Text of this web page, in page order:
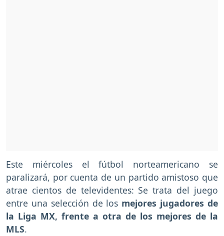
Este miércoles el fútbol norteamericano se
paralizará, por cuenta de un partido amistoso que
atrae cientos de televidentes: Se trata del juego
entre una selección de los mejores jugadores de
la Liga MX, frente a otra de los mejores de la
MLS.